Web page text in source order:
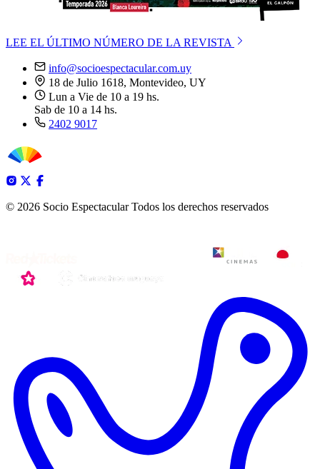
LEE EL ÚLTIMO NÚMERO DE LA REVISTA
info@socioespectacular.com.uy
18 de Julio 1618, Montevideo, UY
Lun a Vie de 10 a 19 hs.
Sab de 10 a 14 hs.
2402 9017
© 2026 Socio Espectacular Todos los derechos reservados